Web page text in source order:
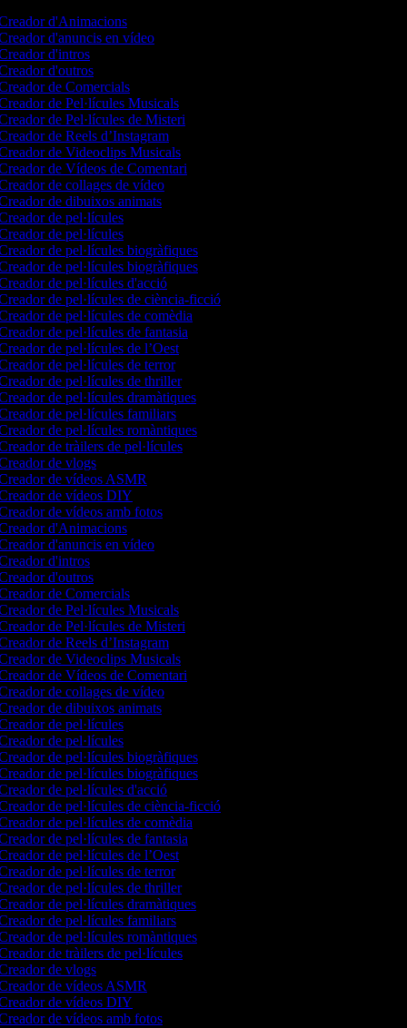
d'Animacions
d'anuncis en vídeo
d'intros
d'outros
de Comercials
de Pel·lícules Musicals
de Pel·lícules de Misteri
de Reels d’Instagram
de Videoclips Musicals
de Vídeos de Comentari
de collages de vídeo
de dibuixos animats
de pel·lícules
de pel·lícules
de pel·lícules biogràfiques
de pel·lícules biogràfiques
de pel·lícules d'acció
de pel·lícules de ciència-ficció
de pel·lícules de comèdia
de pel·lícules de fantasia
de pel·lícules de l’Oest
de pel·lícules de terror
de pel·lícules de thriller
de pel·lícules dramàtiques
de pel·lícules familiars
de pel·lícules romàntiques
de tràilers de pel·lícules
de vlogs
de vídeos ASMR
de vídeos DIY
de vídeos amb fotos
d'Animacions
d'anuncis en vídeo
d'intros
d'outros
de Comercials
de Pel·lícules Musicals
de Pel·lícules de Misteri
de Reels d’Instagram
de Videoclips Musicals
de Vídeos de Comentari
de collages de vídeo
de dibuixos animats
de pel·lícules
de pel·lícules
de pel·lícules biogràfiques
de pel·lícules biogràfiques
de pel·lícules d'acció
de pel·lícules de ciència-ficció
de pel·lícules de comèdia
de pel·lícules de fantasia
de pel·lícules de l’Oest
de pel·lícules de terror
de pel·lícules de thriller
de pel·lícules dramàtiques
de pel·lícules familiars
de pel·lícules romàntiques
de tràilers de pel·lícules
de vlogs
de vídeos ASMR
de vídeos DIY
de vídeos amb fotos